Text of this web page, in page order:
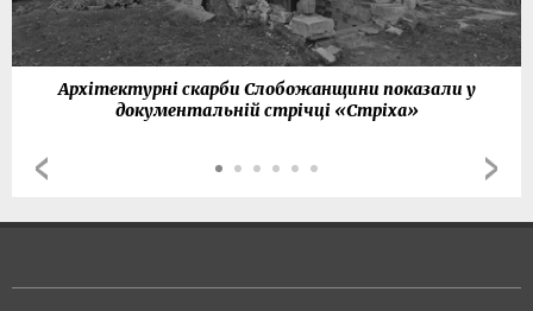
Архітектурні скарби Слобожанщини показали у
документальній стрічці «Стріха»